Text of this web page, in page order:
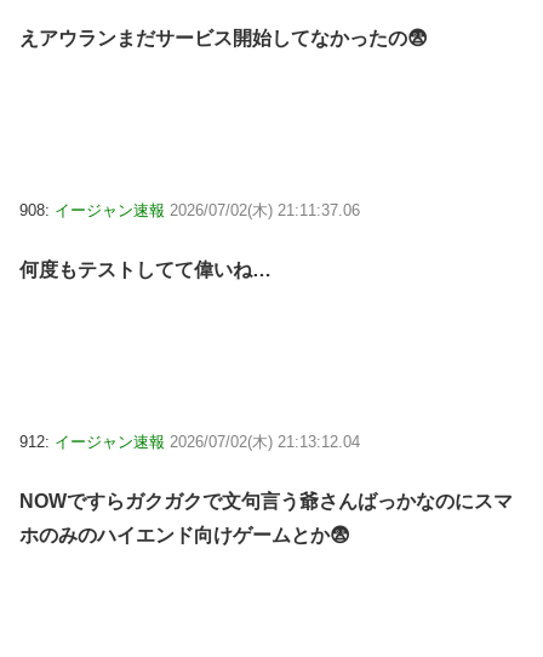
えアウランまだサービス開始してなかったの😨
908: イージャン速報 2026/07/02(木) 21:11:37.06
何度もテストしてて偉いね…
912: イージャン速報 2026/07/02(木) 21:13:12.04
NOWですらガクガクで文句言う爺さんばっかなのにスマ
ホのみのハイエンド向けゲームとか😨